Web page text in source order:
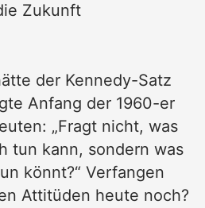
Zukunft
der Kennedy-Satz
Anfang der 1960-er
„Fragt nicht, was
tun kann, sondern was
könnt?“ Verfangen
Attitüden heute noch?